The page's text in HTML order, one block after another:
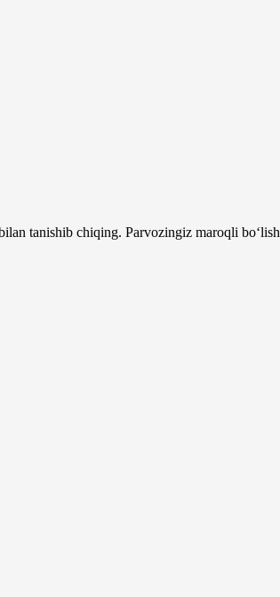
tanishib chiqing. Parvozingiz maroqli